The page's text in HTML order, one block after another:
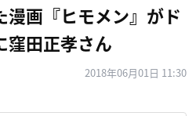
漫画『ヒモメン』がド
窪田正孝さん
2018年06月01日 11:30